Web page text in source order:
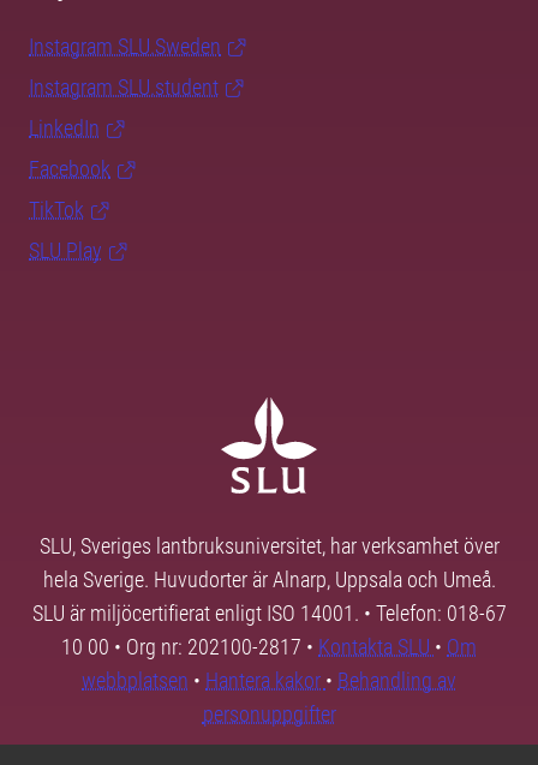
Instagram SLU.Sweden
Instagram SLU.student
LinkedIn
Facebook
TikTok
SLU Play
SLU, Sveriges lantbruksuniversitet, har verksamhet över
hela Sverige. Huvudorter är Alnarp, Uppsala och Umeå.
SLU är miljöcertifierat enligt ISO 14001. • Telefon: 018-67
10 00 • Org nr: 202100-2817 • Kontakta SLU • Om
webbplatsen • Hantera kakor • Behandling av
personuppgifter